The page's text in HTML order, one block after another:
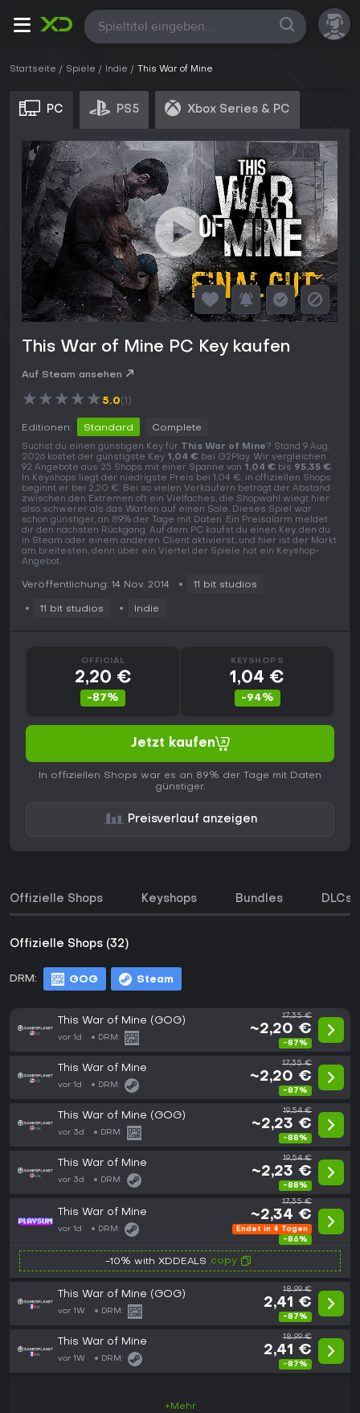
Alle
Startseite Spiele Indie This War of Mine
PC PS5 Xbox Series & PC
This War of Mine PC Key kaufen
Auf Steam ansehen
★★★★★ 5.0(1)
Editionen: Standard Complete
Suchst du einen günstigen Key für This War of Mine? Stand 9 Aug.
2026 kostet der günstigste Key 1,04 € bei G2Play. Wir vergleichen
92 Angebote aus 25 Shops mit einer Spanne von 1,04 € bis 95,35 €.
In Keyshops liegt der niedrigste Preis bei 1,04 €, in offiziellen Shops
beginnt er bei 2,20 €. Bei so vielen Verkäufern beträgt der Abstand
zwischen den Extremen oft ein Vielfaches, die Shopwahl wiegt hier
also schwerer als das Warten auf einen Sale. Dieses Spiel war
schon günstiger, an 89% der Tage mit Daten. Ein Preisalarm meldet
dir den nächsten Rückgang. Auf dem PC kaufst du einen Key, den du
in Steam oder einem anderen Client aktivierst, und hier ist der Markt
am breitesten, denn über ein Viertel der Spiele hat ein Keyshop-
Angebot.
Veröffentlichung: 14 Nov. 2014 11 bit studios
11 bit studios Indie
OFFICIAL
2,20 €
-87%
KEYSHOPS
1,04 €
-94%
Jetzt kaufen
In offiziellen Shops war es an 89% der Tage mit Daten
günstiger.
Preisverlauf anzeigen
Offizielle Shops Keyshops Bundles DLCs
Offizielle Shops (32)
DRM: GOG Steam
This War of Mine (GOG)
vor 1d DRM:
17,35 €
~2,20 €
-87%
This War of Mine
vor 1d DRM:
17,35 €
~2,20 €
-87%
This War of Mine (GOG)
vor 3d DRM:
19,54 €
~2,23 €
-88%
This War of Mine
vor 3d DRM:
19,54 €
~2,23 €
-88%
This War of Mine
vor 1d DRM:
17,35 €
~2,34 €
Endet in 4 Tagen
-86%
-10% with XDDEALS copy
This War of Mine (GOG)
vor 1W DRM:
18,99 €
2,41 €
-87%
This War of Mine
vor 1W DRM:
18,99 €
2,41 €
-87%
+Mehr